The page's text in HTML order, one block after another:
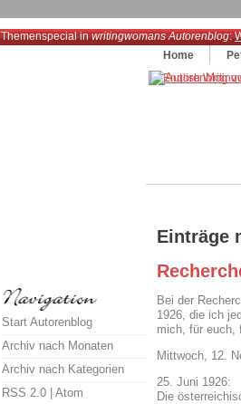
Themenspecial inwritingwomans Autorenblog:
Home
Einträge
Bei der
1926, die ich
mich, für euch,
Mittwoch, 12.
25. Juni 1926:
Die
Start Autorenblog
Archiv nach Monaten
Archiv nach Kategorien
RSS 2.0 | Atom